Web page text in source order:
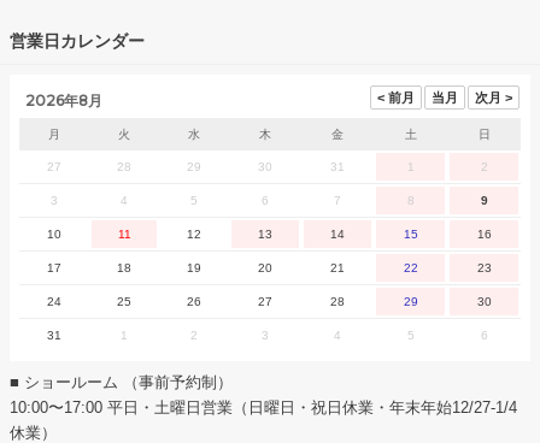
営業日カレンダー
2026年8月
月 火 水 木 金 土 日
27 28 29 30 31 1 2
3 4 5 6 7 8 9
10 11 12 13 14 15 16
17 18 19 20 21 22 23
24 25 26 27 28 29 30
31 1 2 3 4 5 6
■ ショールーム （事前予約制）
10:00〜17:00 平日・土曜日営業（日曜日・祝日休業・年末年始12/27-1/4
休業）